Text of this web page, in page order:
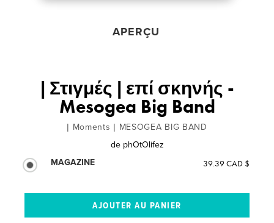
APERÇU
| Στιγμές | επί σκηνής -
Mesogea Big Band
| Moments | MESOGEA BIG BAND
de phOtOlifez
MAGAZINE
39.39 CAD $